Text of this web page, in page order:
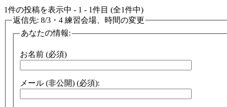
1件の投稿を表示中 - 1 - 1件目 (全1件中)
返信先: 8/3・4 練習会場、時間の変更
あなたの情報:
お名前 (必須)
メール (非公開) (必須):